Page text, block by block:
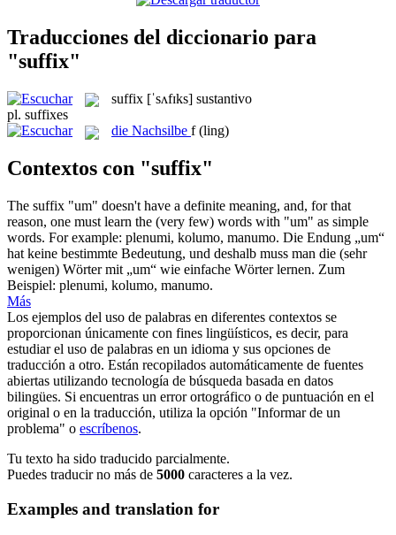
Traducciones del diccionario para
"suffix"
suffix [ˈsʌfɪks] sustantivo
pl. suffixes
die Nachsilbe f (ling)
Contextos con "suffix"
The suffix "um" doesn't have a definite meaning, and, for that
reason, one must learn the (very few) words with "um" as simple
words. For example: plenumi, kolumo, manumo. Die Endung „um“
hat keine bestimmte Bedeutung, und deshalb muss man die (sehr
wenigen) Wörter mit „um“ wie einfache Wörter lernen. Zum
Beispiel: plenumi, kolumo, manumo.
Más
Los ejemplos del uso de palabras en diferentes contextos se
proporcionan únicamente con fines lingüísticos, es decir, para
estudiar el uso de palabras en un idioma y sus opciones de
traducción a otro. Están recopilados automáticamente de fuentes
abiertas utilizando tecnología de búsqueda basada en datos
bilingües. Si encuentras un error ortográfico o de puntuación en el
original o en la traducción, utiliza la opción "Informar de un
problema" o escríbenos.
Tu texto ha sido traducido parcialmente.
Puedes traducir no más de 5000 caracteres a la vez.
Examples and translation for